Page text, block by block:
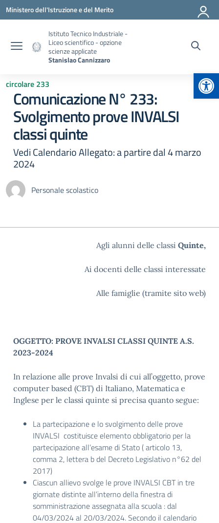
Vai ai contenuti
Vai al menu di navigazione
Vai al footer
Ministero dell'Istruzione e del Merito
Istituto Tecnico Industriale -
Liceo scientifico - opzione
scienze applicate
Stanislao Cannizzaro
circolare 233
Comunicazione N° 233:
Svolgimento prove INVALSI
classi quinte
Vedi Calendario Allegato: a partire dal 4 marzo
2024
Personale scolastico
Agli alunni delle classi Quinte,
Ai docenti delle classi interessate
Alle famiglie (tramite sito web)
OGGETTO: PROVE INVALSI CLASSI QUINTE A.S.
2023-2024
In relazione alle prove Invalsi di cui all’oggetto, prove
computer based (CBT) di Italiano, Matematica e
Inglese per le classi quinte si precisa quanto segue:
La partecipazione e lo svolgimento delle prove
INVALSI costituisce elemento obbligatorio per la
partecipazione all’esame di Stato ( articolo 13,
comma 2, lettera b del Decreto Legislativo n°62 del
2017)
Ciascun allievo svolge le prove INVALSI CBT in tre
giornate distinte all’interno della finestra di
somministrazione assegnata alla scuola : dal
04/03/2024 al 20/03/2024. Secondo il calendario